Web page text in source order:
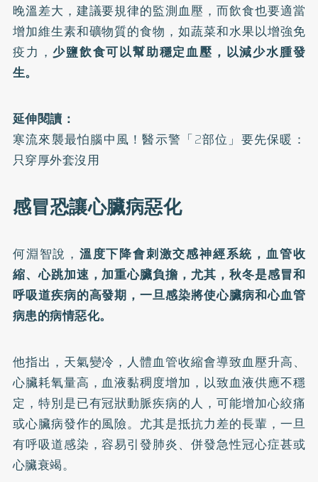
晚溫差大，建議要規律的監測血壓，而飲食也要適當
增加維生素和礦物質的食物，如蔬菜和水果以增強免
疫力，少鹽飲食可以幫助穩定血壓，以減少水腫發
生。
延伸閱讀：
寒流來襲最怕腦中風！醫示警「2部位」要先保暖：
只穿厚外套沒用
感冒恐讓心臟病惡化
何淵智說， 溫度下降會刺激交感神經系統，血管收
縮、心跳加速，加重心臟負擔，尤其，秋冬是感冒和
呼吸道疾病的高發期，一旦感染將使心臟病和心血管
病患的病情惡化。
他指出，天氣變冷，人體血管收縮會導致血壓升高、
心臟耗氧量高，血液黏稠度增加，以致血液供應不穩
定，特別是已有冠狀動脈疾病的人，可能增加心絞痛
或心臟病發作的風險。尤其是抵抗力差的長輩，一旦
有呼吸道感染，容易引發肺炎、併發急性冠心症甚或
心臟衰竭。